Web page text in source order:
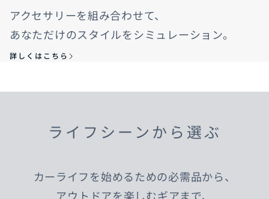
アクセサリーを組み合わせて、
あなただけのスタイルをシミュレーション。
詳しくはこちら
ライフシーンから選ぶ
カーライフを始めるための必需品から、
アウトドアを楽しむギアまで、